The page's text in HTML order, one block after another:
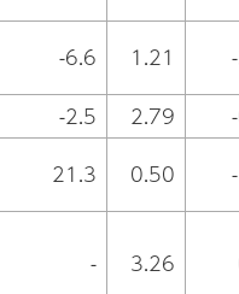
-6.6 1.21
-2.5 2.79
21.3 0.50
- 3.26